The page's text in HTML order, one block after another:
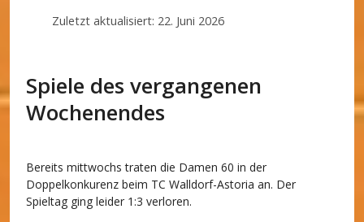
Zuletzt aktualisiert: 22. Juni 2026
Spiele des vergangenen
Wochenendes
Bereits mittwochs traten die Damen 60 in der
Doppelkonkurenz beim TC Walldorf-Astoria an. Der
Spieltag ging leider 1:3 verloren.